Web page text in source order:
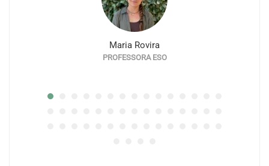
Maria Rovira
PROFESSORA ESO